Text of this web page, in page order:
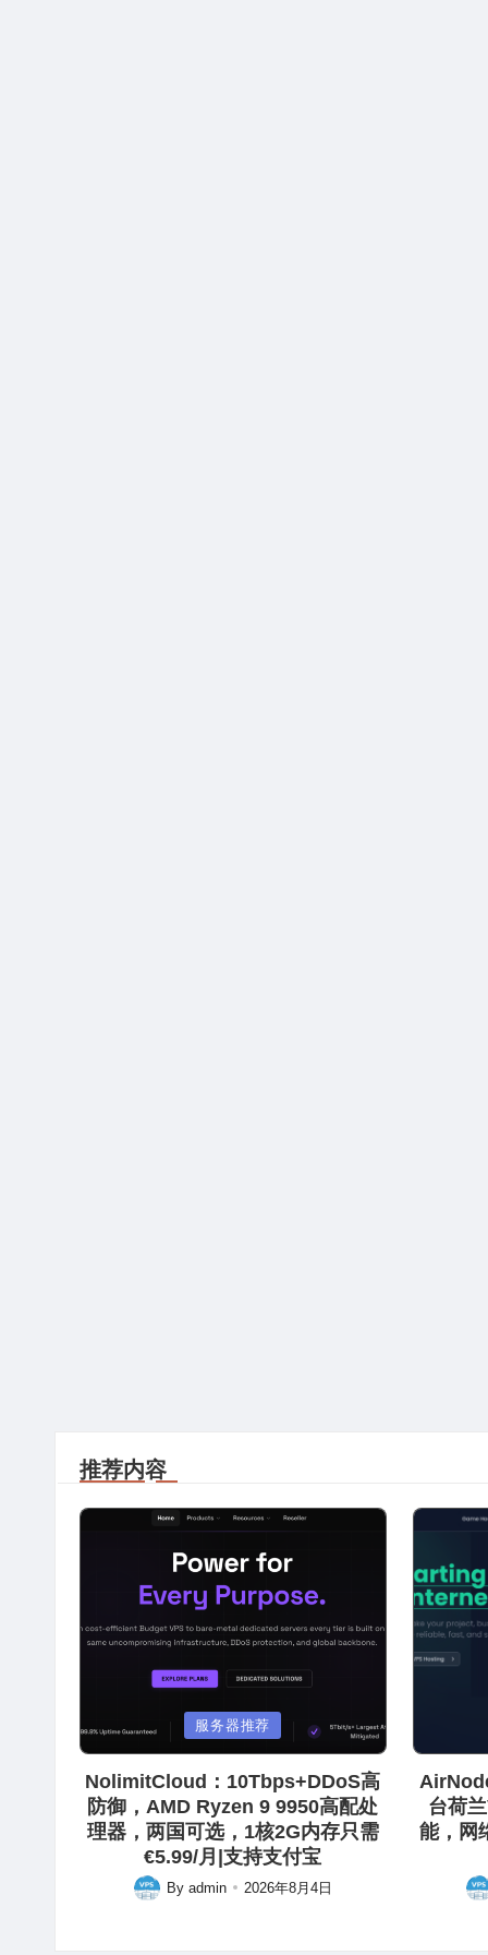
推荐内容
Posted
in
服务器推荐
NolimitCloud：10Tbps+DDoS高
防御，AMD Ryzen 9 9950高配处
理器，两国可选，1核2G内存只需
€5.99/月|支持支付宝
Posted
By admin 2026年8月4日
in
台荷
能，网